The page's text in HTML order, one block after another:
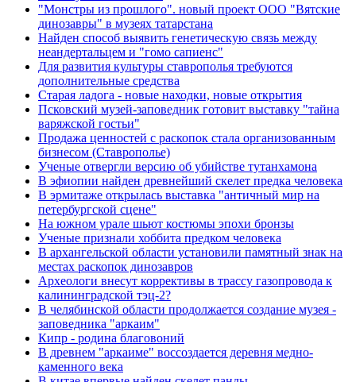
"Монстры из прошлого". новый проект ООО "Вятские
динозавры" в музеях татарстана
Найден способ выявить генетическую связь между
неандертальцем и "гомо сапиенс"
Для развития культуры ставрополья требуются
дополнительные средства
Старая ладога - новые находки, новые открытия
Псковский музей-заповедник готовит выставку "тайна
варяжской гостьи"
Продажа ценностей с раскопок стала организованным
бизнесом (Ставрополье)
Ученые отвергли версию об убийстве тутанхамона
В эфиопии найден древнейший скелет предка человека
В эрмитаже открылась выставка "античный мир на
петербургской сцене"
На южном урале шьют костюмы эпохи бронзы
Ученые признали хоббита предком человека
В архангельской области установили памятный знак на
местах раскопок динозавров
Археологи внесут коррективы в трассу газопровода к
калининградской тэц-2?
В челябинской области продолжается создание музея -
заповедника "аркаим"
Кипр - родина благовоний
В древнем "аркаиме" воссоздается деревня медно-
каменного века